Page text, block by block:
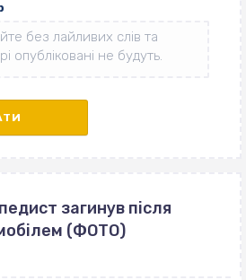
загинув після
(ФОТО)